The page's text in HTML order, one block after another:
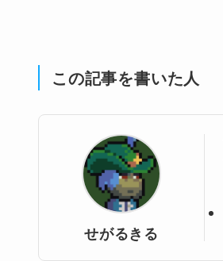
この記事を書いた人
せがるきる